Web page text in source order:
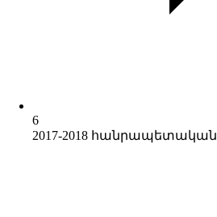
6
2017-2018 հանրապետական